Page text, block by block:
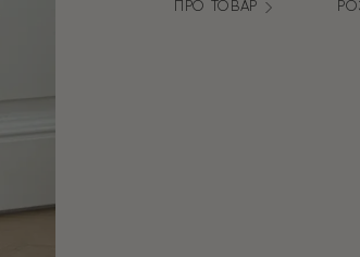
ПРО ТОВАР